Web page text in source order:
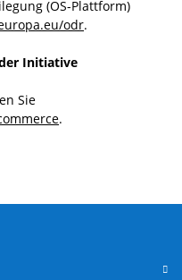
(OS-Plattform)
odr.
Initiative
Sie
.